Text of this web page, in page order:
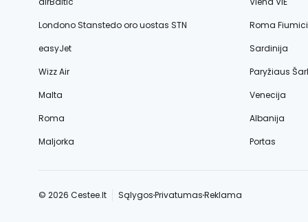
Londono Stanstedo oro uostas STN
Roma
easyJet
Sardinija
Wizz Air
Paryžiaus
Malta
Venecija
Roma
Albanija
Maljorka
Portas
© 2026 Cestee.lt SąlygosPrivatumasReklama